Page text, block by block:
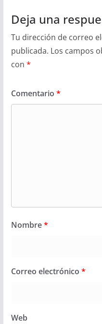
Deja una
Tu dirección de correo
publicada. Los campos
con *
Comentario *
Nombre*
Correo electrónico *
Web